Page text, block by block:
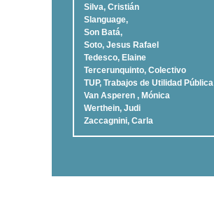
Silva, Cristián
Slanguage,
Son Batá,
Soto, Jesus Rafael
Tedesco, Elaine
Tercerunquinto, Colectivo
TUP, Trabajos de Utilidad Pública
Van Asperen , Mónica
Werthein, Judi
Zaccagnini, Carla